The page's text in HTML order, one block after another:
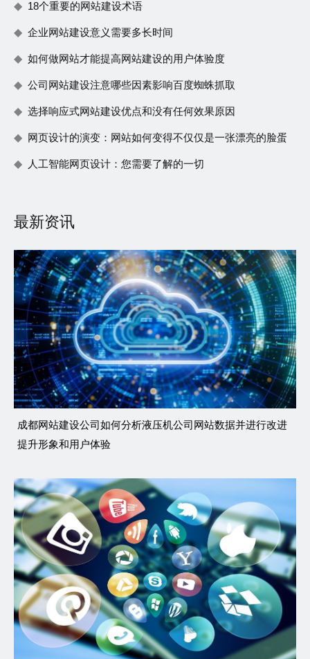
18个重要的网站建设术语
企业网站建设意义需要多长时间
如何做网站才能提高网站建设的用户体验度
公司网站建设注意哪些因素影响百度蜘蛛抓取
选择响应式网站建设优点和没有任何效果原因
网页设计的演变：网站如何变得不仅仅是一张漂亮的脸蛋
人工智能网页设计：您需要了解的一切
最新资讯
成都网站建设公司如何分析液压机公司网站数据并进行改进
提升形象和用户体验